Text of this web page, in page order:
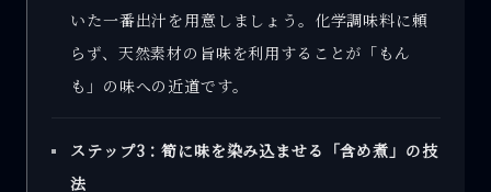
いた一番出汁を用意しましょう。化学調味料に頼
らず、天然素材の旨味を利用することが「もん
も」の味への近道です。
ステップ3：筍に味を染み込ませる「含め煮」の技
法